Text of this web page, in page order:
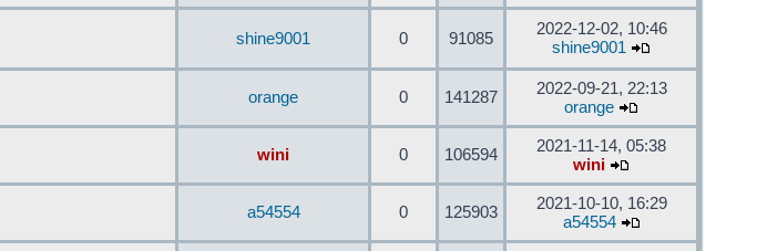
shine9001 0 91085
2022-12-02, 10:46
shine9001
orange 0 141287
2022-09-21, 22:13
orange
wini 0 106594
2021-11-14, 05:38
wini
a54554 0 125903
2021-10-10, 16:29
a54554